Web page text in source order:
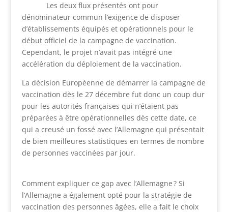
Les deux flux présentés ont pour
dénominateur commun l’exigence de disposer
d’établissements équipés et opérationnels pour le
début officiel de la campagne de vaccination.
Cependant, le projet n’avait pas intégré une
accélération du déploiement de la vaccination.
La décision Européenne de démarrer la campagne de
vaccination dès le 27 décembre fut donc un coup dur
pour les autorités françaises qui n’étaient pas
préparées à être opérationnelles dès cette date, ce
qui a creusé un fossé avec l’Allemagne qui présentait
de bien meilleures statistiques en termes de nombre
de personnes vaccinées par jour.
Comment expliquer ce gap avec l’Allemagne ? Si
l’Allemagne a également opté pour la stratégie de
vaccination des personnes âgées, elle a fait le choix